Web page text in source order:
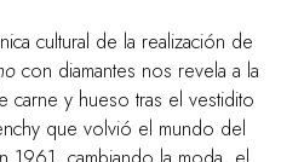
cultural de la realización de
con diamantes nos revela a la
carne y hueso tras el vestidito
que volvió el mundo del